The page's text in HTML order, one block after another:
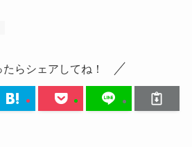
たらシェアしてね！